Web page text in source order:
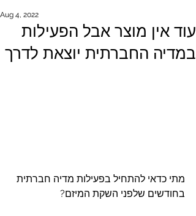
עוד אין מוצר אבל הפעילות
במדיה החברתית יוצאת לדרך
Aug 4, 2022
מתי כדאי להתחיל בפעילות מדיה חברתית
בחודשים שלפני השקת המיזם?